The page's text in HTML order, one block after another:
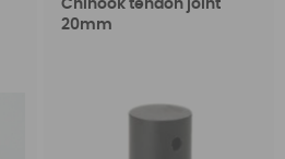
Chinook tendon joint
20mm